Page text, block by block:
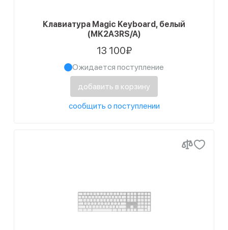
Клавиатура Magic Keyboard, белый
(MK2A3RS/A)
13 100₽
Ожидается поступление
добавить в корзину
сообщить о поступлении